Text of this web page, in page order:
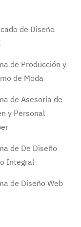
de Diseño
de Producción y
de Moda
de Asesoría de
y Personal
de De Diseño
Integral
de Diseño Web